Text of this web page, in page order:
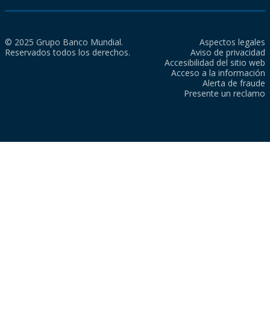
© 2025 Grupo Banco Mundial.
Reservados todos los derechos.
Aspectos legales
Aviso de privacidad
Accesibilidad del sitio web
Acceso a la información
Alerta de fraude
Presente un reclamo